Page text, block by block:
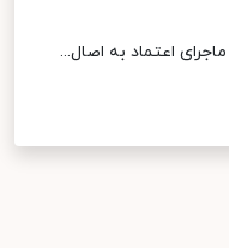
اعتماد به اصال...